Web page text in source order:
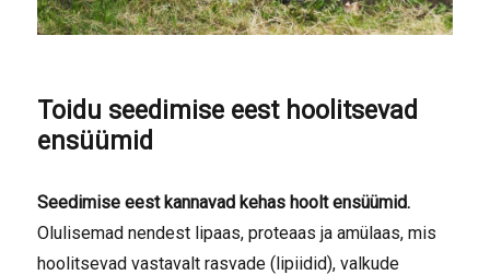
Toidu seedimise eest hoolitsevad
ensüümid
Seedimise eest kannavad kehas hoolt ensüümid.
Olulisemad nendest lipaas, proteaas ja amülaas, mis
hoolitsevad vastavalt rasvade (lipiidid), valkude